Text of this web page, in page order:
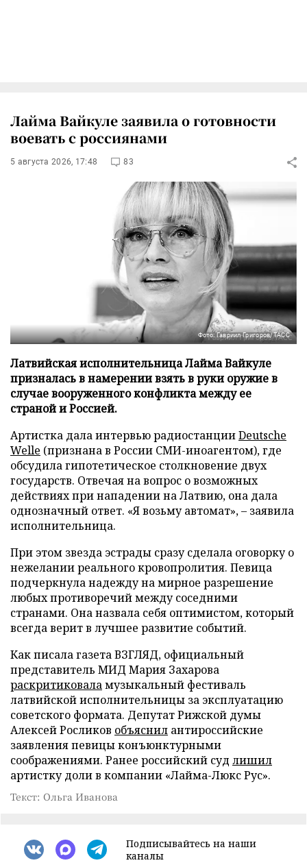
Лайма Вайкуле заявила о готовности
воевать с россиянами
5 августа 2026, 17:48 83
Фото: Гавриил Григоров/ТАСС
Латвийская исполнительница Лайма Вайкуле
призналась в намерении взять в руки оружие в
случае вооруженного конфликта между ее
страной и Россией.
Артистка дала интервью радиостанцииDeutsche
Welle (признана в России СМИ-иноагентом), где
обсудила гипотетическое столкновение двух
государств. Отвечая на вопрос о возможных
действиях при нападении на Латвию, она дала
однозначный ответ. «Я возьму автомат», – заявила
исполнительница.
При этом звезда эстрады сразу сделала оговорку о
нежелании реального кровопролития. Певица
подчеркнула надежду на мирное разрешение
любых противоречий между соседними
странами. Она назвала себя оптимистом, который
всегда верит в лучшее развитие событий.
Как писала газета ВЗГЛЯД, официальный
представитель МИД Мария Захарова
раскритиковаламузыкальный фестиваль
латвийской исполнительницы за эксплуатацию
советского формата. Депутат Рижской думы
Алексей Росликов объяснил антироссийские
заявления певицы конъюнктурными
соображениями. Ранее российский суд лишил
артистку доли в компании «Лайма-Люкс Рус».
Текст: Ольга Иванова
Подписывайтесь на наши
каналы